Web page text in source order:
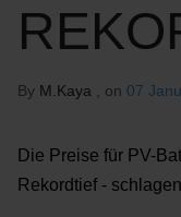
By M.Kaya , on 07
Die Preise für PV-
Rekordtief -